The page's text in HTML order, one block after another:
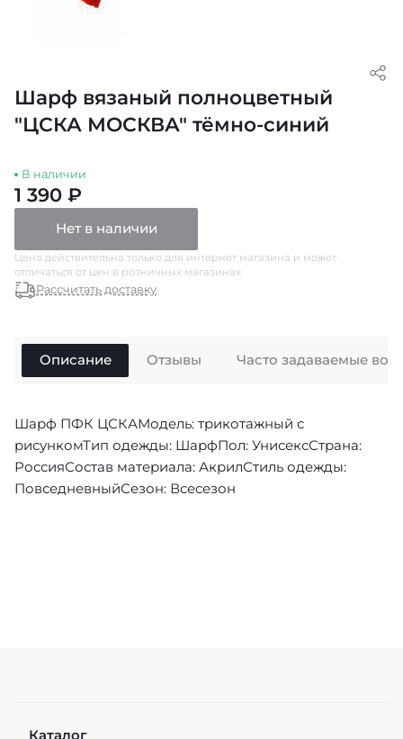
Шарф вязаный полноцветный
"ЦСКА МОСКВА" тёмно-синий
В наличии
1 390 ₽
Нет в наличии
Цена действительна только для интернет магазина и может
отличаться от цен в розничных магазинах
Рассчитать доставку
Описание
Шарф ПФК ЦСКАМодель: трикотажный с
рисункомТип одежды: ШарфПол: УнисексСтрана:
РоссияСостав материала: АкрилСтиль одежды:
ПовседневныйСезон: Всесезон
Отзывы Часто задаваемые
Каталог